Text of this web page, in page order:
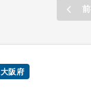
大阪府